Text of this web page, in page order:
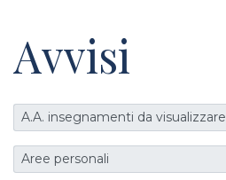
Avvisi
A.A. insegnamenti da visualizzare
Aree personali